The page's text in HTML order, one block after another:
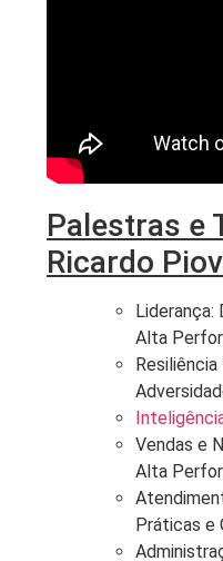
Palestras e
Ricardo
Liderança:
Alta
Vendas e
Alta
Práticas e